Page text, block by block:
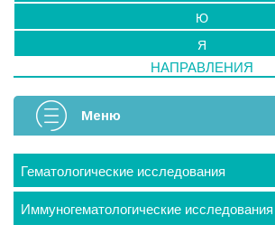
Ю
Я
НАПРАВЛЕНИЯ
Меню
Гематологические исследования
Иммуногематологические исследования